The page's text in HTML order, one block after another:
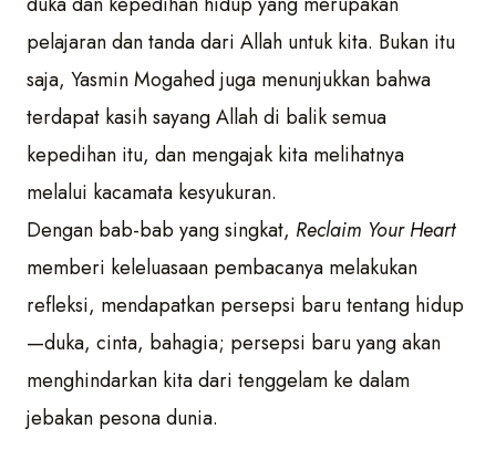
pelajaran dan tanda dari Allah untuk kita. Bukan itu
saja, Yasmin Mogahed juga menunjukkan bahwa
terdapat kasih sayang Allah di balik semua
kepedihan itu, dan mengajak kita melihatnya
melalui kacamata kesyukuran.
Dengan bab-bab yang singkat, Reclaim Your Heart
memberi keleluasaan pembacanya melakukan
refleksi, mendapatkan persepsi baru tentang hidup
—duka, cinta, bahagia; persepsi baru yang akan
menghindarkan kita dari tenggelam ke dalam
jebakan pesona dunia.